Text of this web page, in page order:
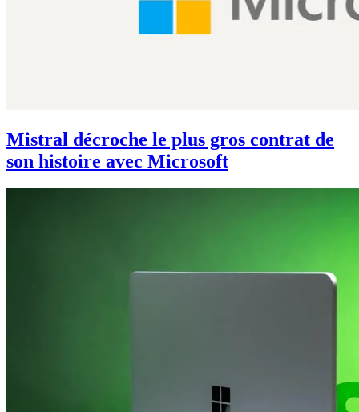
Mistral décroche le plus gros contrat de
son histoire avec Microsoft